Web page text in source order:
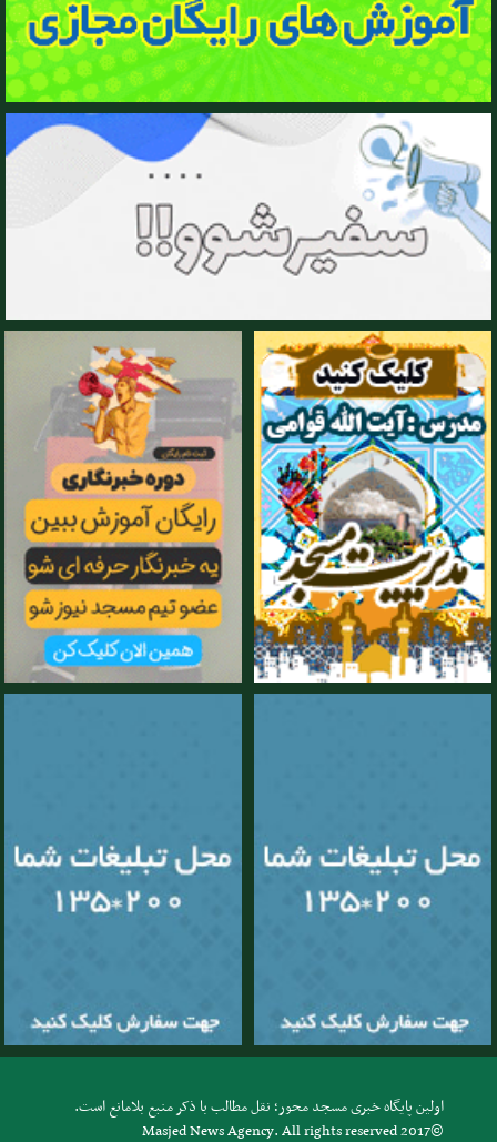
اولین پایگاه خبری مسجد محور؛ نقل مطالب با ذکر منبع بلامانع است.
Masjed News Agency. All rights reserved 2017©